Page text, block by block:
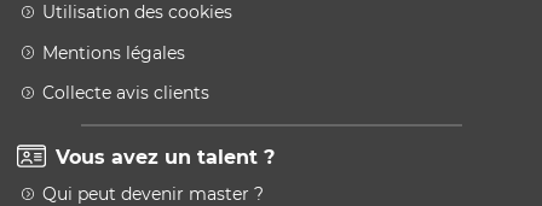
Utilisation des cookies
Mentions légales
Collecte avis clients
Vous avez un talent ?
Qui peut devenir master ?